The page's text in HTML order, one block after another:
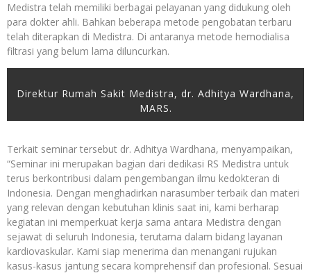
Medistra telah memiliki berbagai pelayanan yang didukung oleh
para dokter ahli. Bahkan beberapa metode pengobatan terbaru
telah diterapkan di Medistra. Di antaranya metode hemodialisa
filtrasi yang belum lama diluncurkan.
Direktur Rumah Sakit Medistra, dr. Adhitya Wardhana,
MARS.
Terkait seminar tersebut dr. Adhitya Wardhana, menyampaikan,
“Seminar ini merupakan bagian dari dedikasi RS Medistra untuk
terus berkontribusi dalam pengembangan ilmu kedokteran di
Indonesia. Dengan menghadirkan narasumber terbaik dan materi
yang relevan dengan kebutuhan klinis saat ini, kami berharap
kegiatan ini memperkuat kerja sama antara Medistra dengan
sejawat di seluruh Indonesia, terutama dalam bidang layanan
kardiovaskular. Kami siap menerima dan menangani rujukan
kasus-kasus jantung secara komprehensif dan profesional. Sesuai